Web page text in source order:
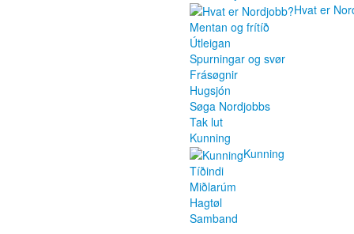
Hvat er
Mentan og frítíð
Útleigan
Spurningar og svør
Frásøgnir
Hugsjón
Søga Nordjobbs
Tak lut
Kunning
Kunning
Tíðindi
Miðlarúm
Hagtøl
Samband